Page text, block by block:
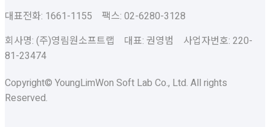
대표전화: 1661-1155 팩스: 02-6280-3128
회사명: (주)영림원소프트랩 대표: 권영범 사업자번호: 220-
81-23474
Copyright© YoungLimWon Soft Lab Co., Ltd. All rights
Reserved.